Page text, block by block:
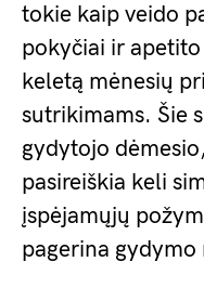
tokie kaip veido
pokyčiai ir
keletą mėnesių
sutrikimams. Šie
gydytojo
pasireiškia keli
įspėjamųjų
pagerina gydymo